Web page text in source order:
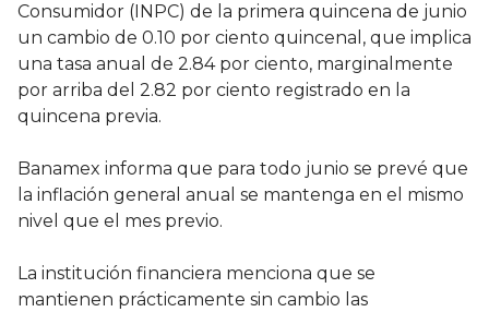
Consumidor (INPC) de la primera quincena de junio
un cambio de 0.10 por ciento quincenal, que implica
una tasa anual de 2.84 por ciento, marginalmente
por arriba del 2.82 por ciento registrado en la
quincena previa.
Banamex informa que para todo junio se prevé que
la inflación general anual se mantenga en el mismo
nivel que el mes previo.
La institución financiera menciona que se
mantienen prácticamente sin cambio las